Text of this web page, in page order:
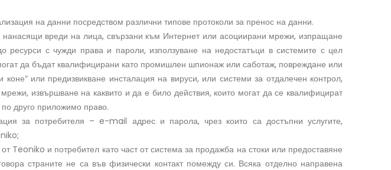
на данни посредством различни типове протоколи за пренос на данни.
вреди на лица, свързани към Интернет или асоциирани мрежи, изпращане
с чужди права и пароли, използуване на недостатъци в системите с цел
да бъдат квалифицирани като промишлен шпионаж или саботаж, повреждане или
или предизвикване инсталация на вируси, или системи за отдалечен контрол,
извършване на каквито и да е било действия, които могат да се квалифицират
друго приложимо право.
за потребителя – e-mail адрес и парола, чрез които са достъпни услугите,
Teoniko и потребител като част от система за продажба на стоки или предоставяне
страните не са във физически контакт помежду си. Всяка отделно направена